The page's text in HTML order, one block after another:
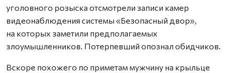
уголовного розыска отсмотрели записи камер
видеонаблюдения системы «Безопасный двор»,
на которых заметили предполагаемых
злоумышленников. Потерпевший опознал обидчиков.
Вскоре похожего по приметам мужчину на крыльце